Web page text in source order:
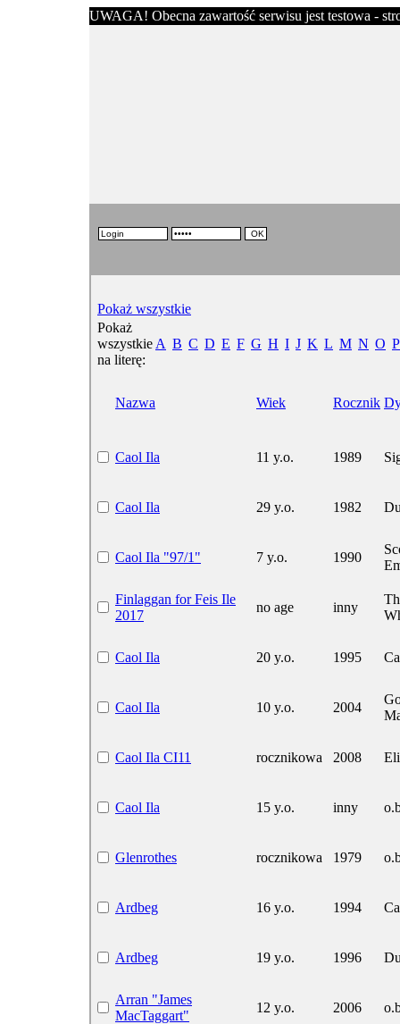
UWAGA! Obecna zawartość serwisu jest testowa -
Pokaż wszystkie
Pokaż
wszystkie
na literę:
A B C D E F G H I J K L M N O P
Nazwa Wiek Rocznik
Caol Ila 11 y.o. 1989
Caol Ila 29 y.o. 1982
Caol Ila "97/1" 7 y.o. 1990
Finlaggan for Feis Ile
2017
no age inny
Caol Ila 20 y.o. 1995
Caol Ila 10 y.o. 2004
Caol Ila CI11 rocznikowa 2008
Caol Ila 15 y.o. inny
Glenrothes rocznikowa 1979
Ardbeg 16 y.o. 1994
Ardbeg 19 y.o. 1996
Arran "James
MacTaggart"
12 y.o. 2006